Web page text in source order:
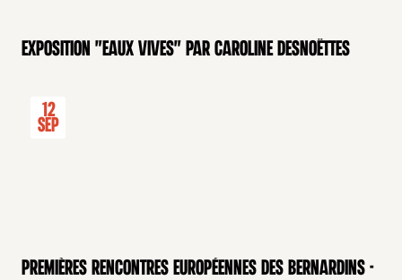
Exposition "Eaux Vives" par Caroline Desnoëttes
12
Sep
Premières rencontres européennes des Bernardins -